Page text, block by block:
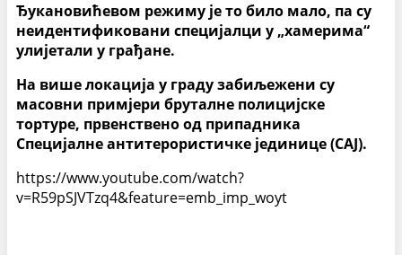
Ђукановићевом режиму је то било мало, па су
неидентификовани специјалци у „хамерима“
улијетали у грађане.
На више локација у граду забиљежени су
масовни примјери бруталне полицијске
тортуре, првенствено од припадника
Специјалне антитерористичке јединице (САЈ).
https://www.youtube.com/watch?
v=R59pSJVTzq4&feature=emb_imp_woyt